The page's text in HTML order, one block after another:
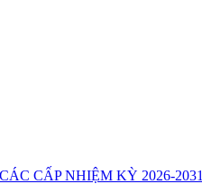
CẤP NHIỆM KỲ 2026-2031